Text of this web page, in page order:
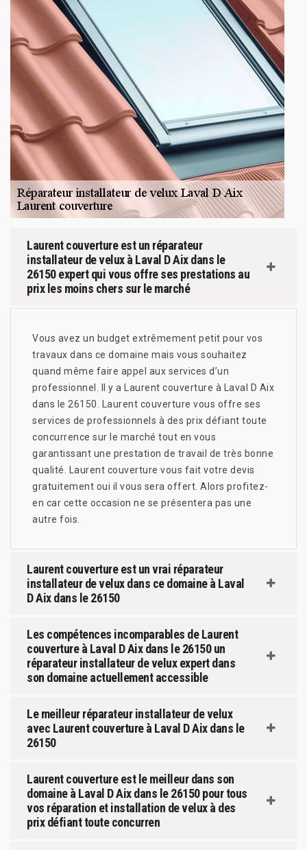
Laurent couverture est un réparateur
installateur de velux à Laval D Aix dans le
26150 expert qui vous offre ses prestations au
prix les moins chers sur le marché
Vous avez un budget extrêmement petit pour vos
travaux dans ce domaine mais vous souhaitez
quand même faire appel aux services d’un
professionnel. Il y a Laurent couverture à Laval D Aix
dans le 26150. Laurent couverture vous offre ses
services de professionnels à des prix défiant toute
concurrence sur le marché tout en vous
garantissant une prestation de travail de très bonne
qualité. Laurent couverture vous fait votre devis
gratuitement oui il vous sera offert. Alors profitez-
en car cette occasion ne se présentera pas une
autre fois.
Laurent couverture est un vrai réparateur
installateur de velux dans ce domaine à Laval
D Aix dans le 26150
Les compétences incomparables de Laurent
couverture à Laval D Aix dans le 26150 un
réparateur installateur de velux expert dans
son domaine actuellement accessible
Le meilleur réparateur installateur de velux
avec Laurent couverture à Laval D Aix dans le
26150
Laurent couverture est le meilleur dans son
domaine à Laval D Aix dans le 26150 pour tous
vos réparation et installation de velux à des
prix défiant toute concurren